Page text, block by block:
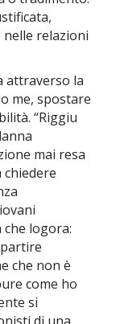
nelle relazioni
attraverso la
me, spostare
“Riggiu
mai resa
chiedere
logora:
che non è
come ho
si